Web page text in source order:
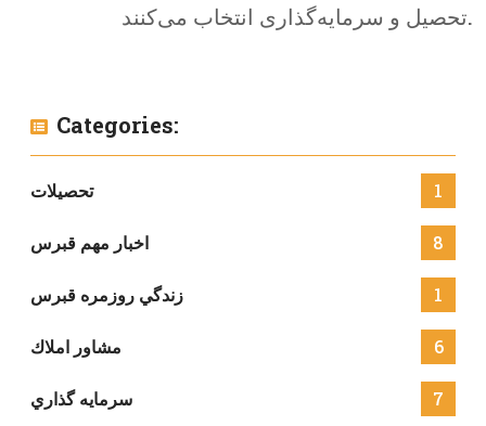
تحصیل و سرمایه‌گذاری انتخاب می‌کنند.
Categories:
تحصيلات 1
اخبار مهم قبرس 8
زندگي روزمره قبرس 1
مشاور املاك 6
سرمايه گذاري 7